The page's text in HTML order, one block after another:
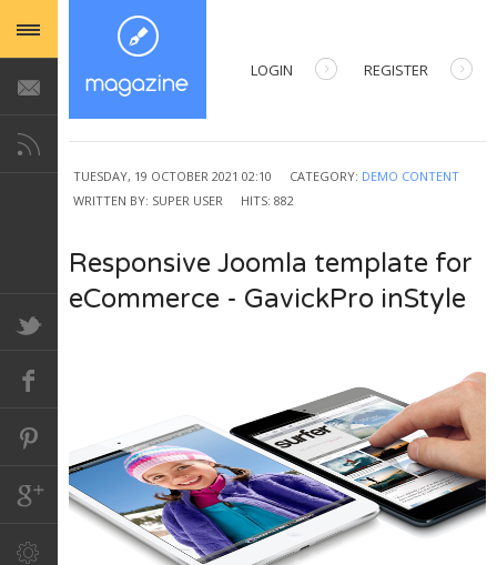
LOGIN REGISTER
TUESDAY, 19 OCTOBER 2021 02:10 CATEGORY: DEMO CONTENT
WRITTEN BY: SUPER USER HITS: 882
Responsive Joomla template for
eCommerce - GavickPro inStyle
USERNAME
PASSWORD
REMEMBER ME